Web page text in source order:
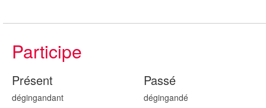
Participe
Présent
dégingandant
Passé
dégingandé